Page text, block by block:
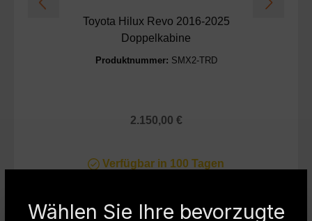
Toyota Hilux Revo 2016-2025
Doppelkabine
Produktnummer: SMX2-TRD
Regulärer Preis:
2.150,00 €
Verfügbar in 100 Tagen
Mehr Details anzeigen
Wählen Sie Ihre bevorzugte